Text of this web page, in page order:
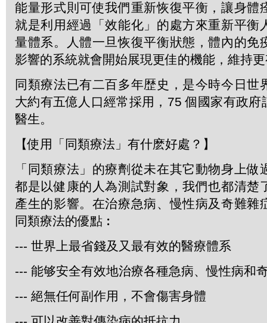
能量形式則可使我們重新恢復平衡，讓身體
就是利用經過「效能化」的處方來重新平衡
量體系。人體一旦恢復平衡狀態，體內的免
影響的系統就會開始展現更佳的機能，維持
同類療法已有二百多年歴史，是今時今日世
大約有五億人口經常採用，75 個國家有政府
醫生。
【使用「同類療法」有什麽好處？】
「同類療法」的療劑從未在其它動物身上做
都是以健康的人為測試對象，我們也都清楚
產生的影響。在治療急病、慢性病及奇難雜
同類療法的優點︰
--- 世界上最省錢及又最有效的醫療體系
--- 能够安全有效地治療各種急病、慢性病和
--- 絕無任何副作用，不會傷害身體